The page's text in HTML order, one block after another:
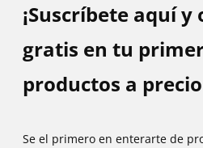
¡Suscríbete aquí
gratis en tu
productos a
Se el primero en enterarte de